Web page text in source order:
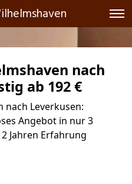
nach
ab 192 €
nach Leverkusen:
Angebot in nur 3
Jahren Erfahrung